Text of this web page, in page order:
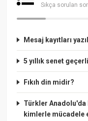
Sıkça sorulan
Mesaj kayıtları
5 yıllık senet
Fıkıh din midir?
Türkler Anadolu'da
kimlerle mücadele